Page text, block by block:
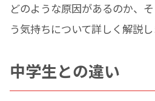
どのような原因があるのか、
う気持ちについて詳しく解説し
中学生との違い